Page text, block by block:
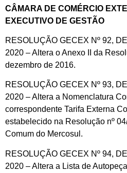
CÂMARA DE COMÉRCIO
EXECUTIVO DE GESTÃO
RESOLUÇÃO GECEX Nº 92,
2020 – Altera o Anexo II da
dezembro de 2016.
RESOLUÇÃO GECEX Nº 93,
2020 – Altera a Nomenclatura
correspondente Tarifa Externa
estabelecido na Resolução nº
Comum do Mercosul.
RESOLUÇÃO GECEX Nº 94,
2020 – Altera a Lista de